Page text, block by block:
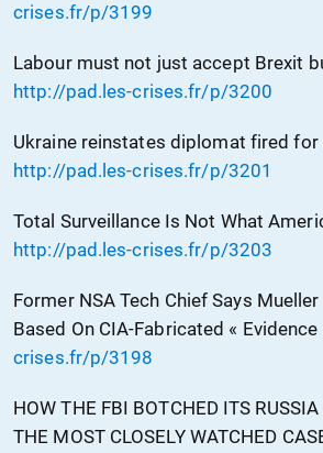
crises.fr/p/3199
Labour must not just accept Brexit
http://pad.les-crises.fr/p/3200
Ukraine reinstates diplomat fired for
http://pad.les-crises.fr/p/3201
Total Surveillance Is Not What
http://pad.les-crises.fr/p/3203
Former NSA Tech Chief Says
Based On CIA-Fabricated « Evidence
crises.fr/p/3198
HOW THE FBI BOTCHED ITS RUSSIA
THE MOST CLOSELY WATCHED